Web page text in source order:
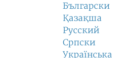
Български
Қазақша
Русский
Српски
Українська